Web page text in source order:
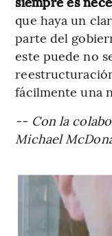
que haya un
parte del
este puede no
fácilmente una
-- Con la
Michael